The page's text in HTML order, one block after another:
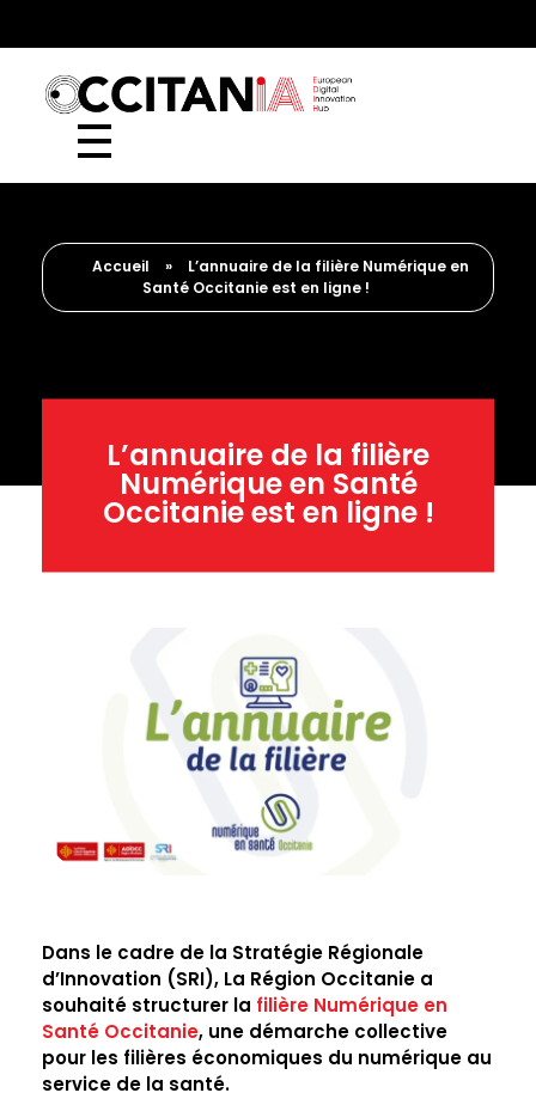
Accueil »
L’annuaire de la filière Numérique en
Santé Occitanie est en ligne !
L’annuaire de la filière
Numérique en Santé
Occitanie est en ligne !
L
’
A
N
Dans le cadre de la Stratégie Régionale
d’Innovation (SRI), La Région Occitanie a
souhaité structurer la filière Numérique en
Santé Occitanie, une démarche collective
pour les filières économiques du numérique au
service de la santé.